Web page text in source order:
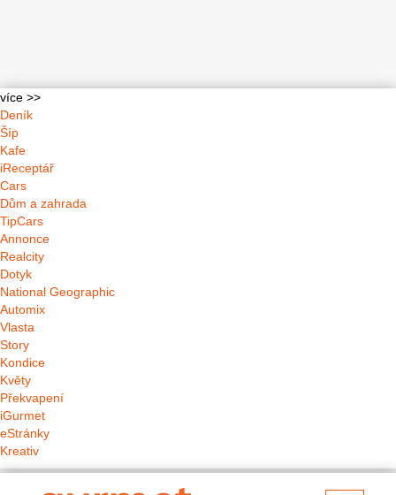
více >>
Deník
Šíp
Kafe
iReceptář
Cars
Dům a zahrada
TipCars
Annonce
Realcity
Dotyk
National Geographic
Automix
Vlasta
Story
Kondice
Květy
Překvapení
iGurmet
eStránky
Kreativ